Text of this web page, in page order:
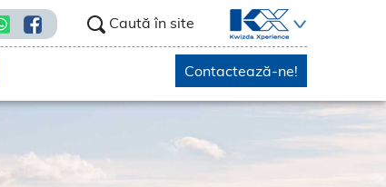
Caută în site
Contactează-ne!